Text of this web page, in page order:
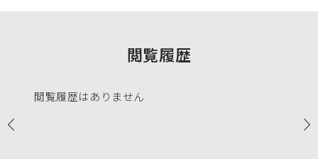
閲覧履歴
閲覧履歴はありません